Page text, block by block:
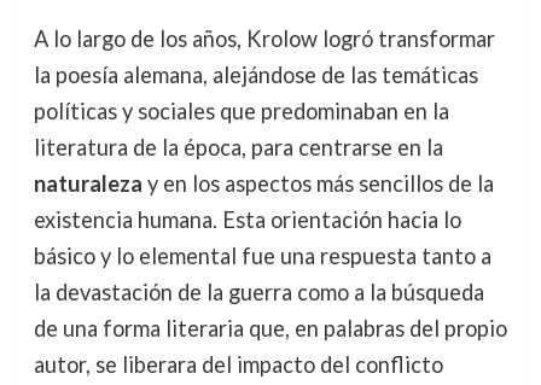
A lo largo de los años, Krolow logró transformar
la poesía alemana, alejándose de las temáticas
políticas y sociales que predominaban en la
literatura de la época, para centrarse en la
naturaleza y en los aspectos más sencillos de la
existencia humana. Esta orientación hacia lo
básico y lo elemental fue una respuesta tanto a
la devastación de la guerra como a la búsqueda
de una forma literaria que, en palabras del propio
autor, se liberara del impacto del conflicto